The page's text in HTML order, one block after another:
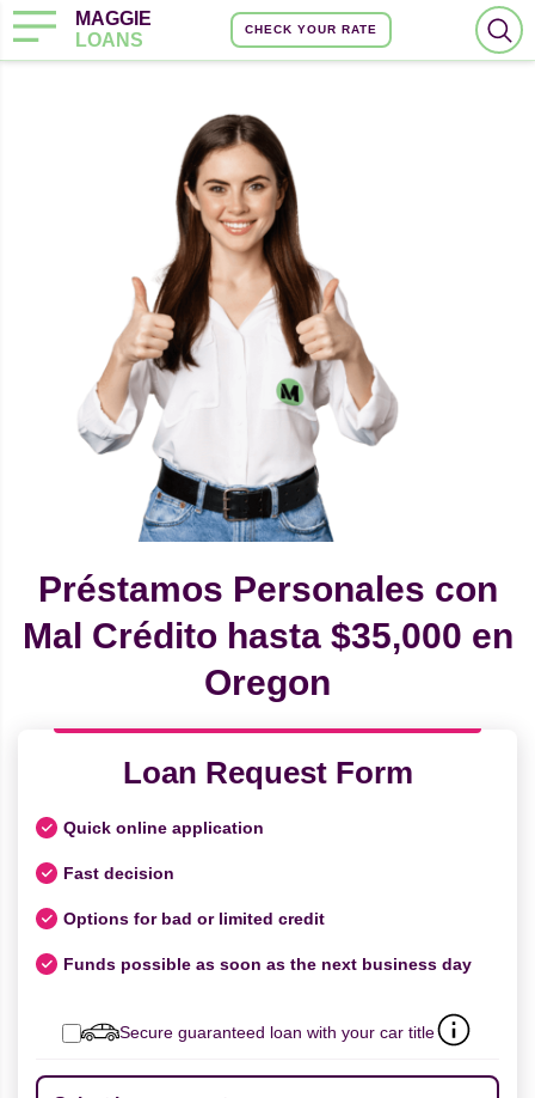
MAGGIE
LOANS
CHECK YOUR RATE
Préstamos Personales con
Mal Crédito hasta $35,000 en
Oregon
Loan Request Form
Quick online application
Fast decision
Options for bad or limited credit
Funds possible as soon as the next business day
Secure guaranteed loan with your car title